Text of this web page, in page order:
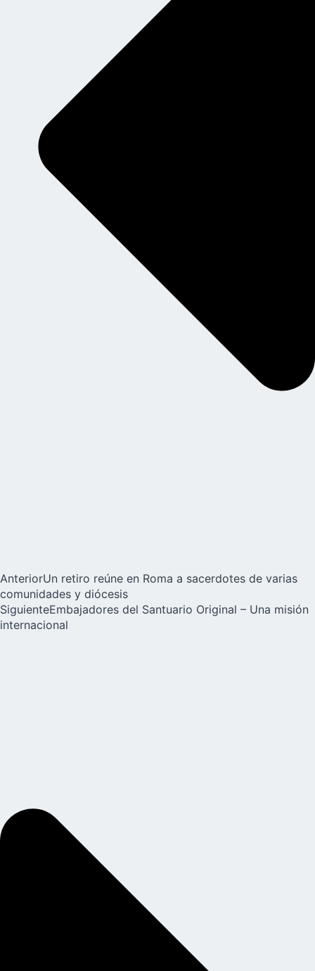
AnteriorUn retiro reúne en Roma a sacerdotes de varias
comunidades y diócesis
SiguienteEmbajadores del Santuario Original – Una misión
internacional